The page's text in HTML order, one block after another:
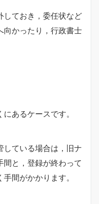
しておき，委任状など
向かったり，行政書士
あるケースです。
している場合は，旧ナ
間と，登録が終わって
間がかかります。